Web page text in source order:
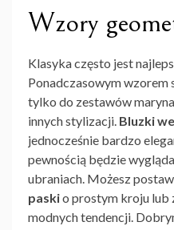
Wzory
Klasyka często jest
Ponadczasowym wzorem
tylko do zestawów
innych stylizacji. Bluzki
jednocześnie bardzo
pewnością będzie
ubraniach. Możesz
paskio prostym kroju lub
modnych tendencji.